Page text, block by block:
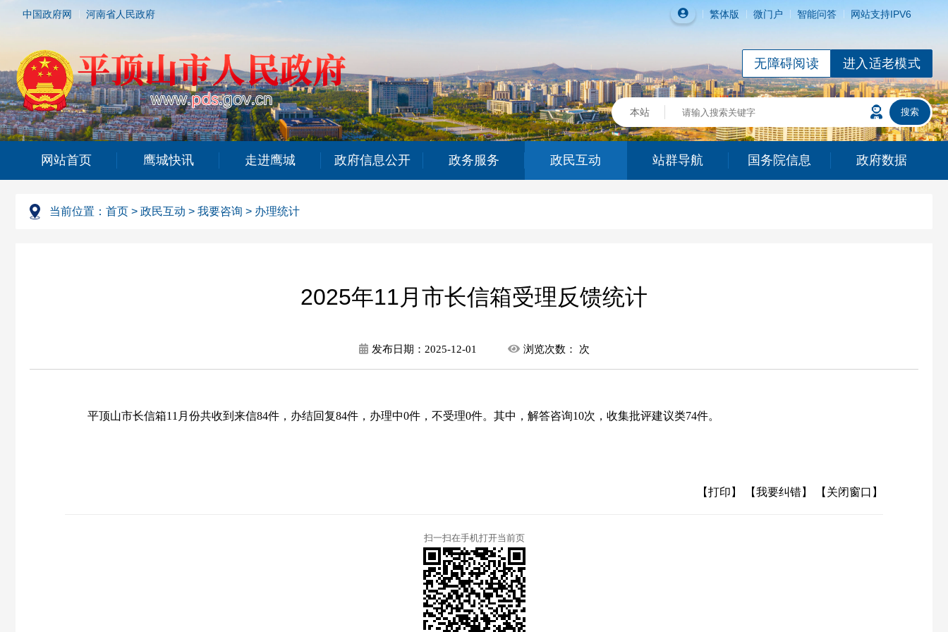
中国政府网 河南省人民政府 繁体版 微门户 智能问答 网站支持IPV6
进入适老模式
无障碍阅读
网站首页 鹰城快讯 走进鹰城 政府信息公开 政务服务 政民互动 站群导航 国务院信息 政府数据
当前位置： 首页 > 政民互动 > 我要咨询 > 办理统计
2025年11月市长信箱受理反馈统计
发布日期： 2025-12-01 浏览次数： 次
平顶山市长信箱11月份共收到来信84件 ，办结回复84件 ，办理中0件， 不受理0件。其中，解答咨询10次，收集批评建议类74件。
【打印】 【我要纠错】 【关闭窗口】
扫一扫在手机打开当前页